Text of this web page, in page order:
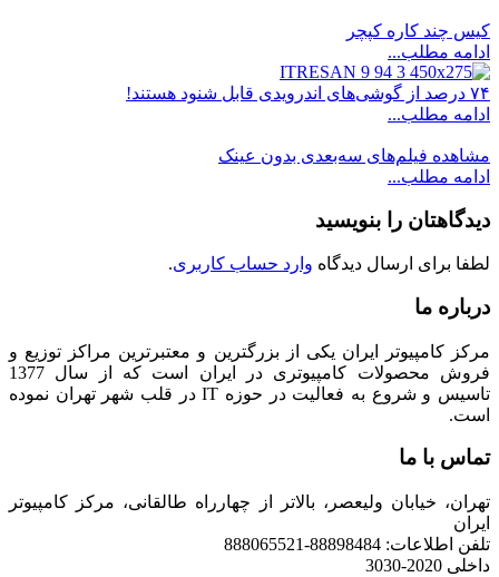
کیس چند کاره کپچر
ادامه مطلب...
۷۴ درصد از گوشی‌های اندرویدی قابل شنود هستند!
ادامه مطلب...
مشاهده فیلم‌های سه‌بعدی بدون عینک
ادامه مطلب...
دیدگاهتان را بنویسید
لطفا برای ارسال دیدگاه وارد حساب کاربری.
درباره ما
مرکز کامپیوتر ایران یکی از بزرگترین و معتبرترین مراکز توزیع و
فروش محصولات کامپیوتری در ایران است که از سال 1377
تاسیس و شروع به فعالیت در حوزه IT در قلب شهر تهران نموده
است.
تماس با ما
تهران، خیابان ولیعصر، بالاتر از چهارراه طالقانی، مرکز کامپیوتر
ایران
تلفن اطلاعات: 88898484-888065521
داخلی 2020-3030